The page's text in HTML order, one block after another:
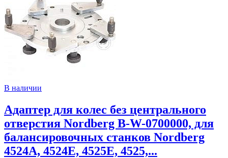
В наличии
Адаптер для колес без центрального
отверстия Nordberg B-W-0700000, для
балансировочных станков Nordberg
4524A, 4524E, 4525E, 4525,...